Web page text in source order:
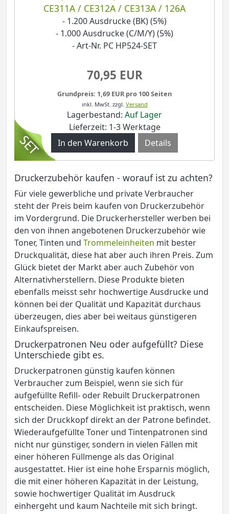
CE311A / CE312A / CE313A / 126A
- 1.200 Ausdrucke (BK) (5%)
- 1.000 Ausdrucke (C/M/Y) (5%)
- Art-Nr. PC HP524-SET
70,95 EUR
Grundpreis: 1,69 EUR pro 100 Seiten
inkl. MwSt. zzgl. Versand
Lagerbestand: Auf Lager
Lieferzeit: 1-3 Werktage
Details
Druckerzubehör kaufen - worauf ist zu achten?
Für viele gewerbliche und private Verbraucher
steht der Preis beim kaufen von Druckerzubehör
im Vordergrund. Die Druckerhersteller werben bei
den von ihnen angebotenen Druckerzubehör wie
Toner, Tinten und Trommeleinheiten mit bester
Druckqualität, diese hat aber auch ihren Preis. Zum
Glück bietet der Markt aber auch Zubehör von
Alternativherstellern. Diese Produkte bieten
ebenfalls meisst sehr hochwertige Ausdrucke und
können bei der Qualität und Kapazität durchaus
überzeugen, dies aber bei weitaus günstigeren
Einkaufspreisen.
Druckerpatronen Neu oder aufgefüllt? Diese
Unterschiede gibt es.
Druckerpatronen günstig kaufen können
Verbraucher zum Beispiel, wenn sie sich für
aufgefüllte Refill- oder Rebuilt Druckerpatronen
entscheiden. Diese Möglichkeit ist praktisch, wenn
sich der Druckkopf direkt an der Patrone befindet.
Wiederaufgefüllte Toner und Tintenpatronen sind
nicht nur günstiger, sondern in vielen Fällen mit
einer höheren Füllmenge als das Original
ausgestattet. Hier ist eine hohe Ersparnis möglich,
die mit einer höheren Kapazität in der Leistung,
sowie hochwertiger Qualität im Ausdruck
einhergeht und kaum Nachteile mit sich bringt.